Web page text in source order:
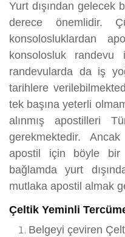
Yurt dışından gelecek
derece önemlidir.
konsolosluklardan
konsolosluk randevu
randevularda da iş
tarihlere
tek başına yeterli
alınmış apostilleri
gerekmektedir.
apostil için böyle bir
bağlamda yurt
mutlaka apostil almak
Çeltik Yeminli
Belgeyi çeviren